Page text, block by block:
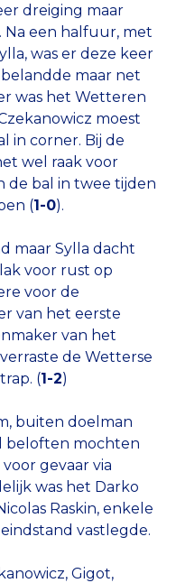
dreiging maar
Na een halfuur, met
was er deze keer
maar net
was het Wetteren
moest
in corner. Bij de
wel raak voor
de bal in twee tijden
(1-0).
maar Sylla dacht
voor rust op
voor de
van het eerste
van het
de Wetterse
(1-2)
buiten doelman
beloften mochten
gevaar via
was het Darko
Raskin, enkele
eindstand vastlegde.
Gigot,